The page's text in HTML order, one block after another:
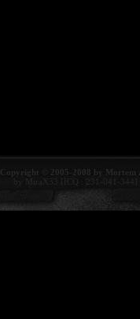
Copyright © 2005-2008 by Mortem
by MiraX33 [ICQ : 231-041-344]